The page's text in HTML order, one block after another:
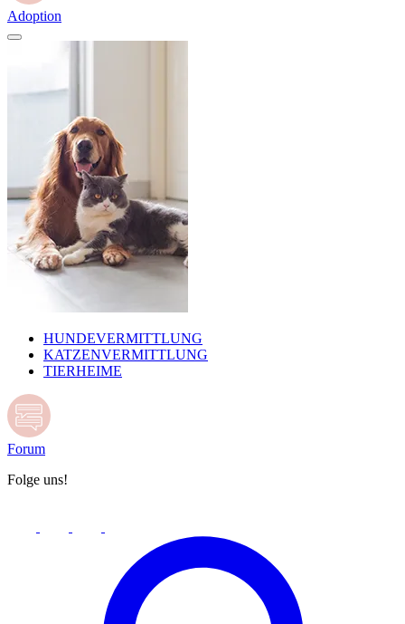
Adoption
HUNDEVERMITTLUNG
KATZENVERMITTLUNG
TIERHEIME
Forum
Folge uns!